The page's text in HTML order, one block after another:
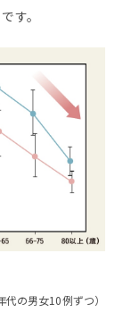
す。
の男女10例ずつ）